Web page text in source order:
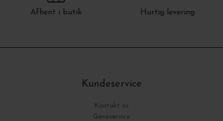
Afhent i butik Hurtig levering
Kundeservice
Kontakt os
Gaveservice